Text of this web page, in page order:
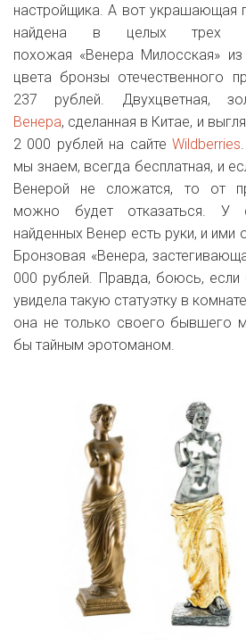
настройщика. А вот украшающая
найдена в целых трех
похожая «Венера Милосская»
цвета бронзы отечественного
237 рублей. Двухцветная,
Венера, сделанная в Китае, и
2 000 рублей на сайтеWildberries
мы знаем, всегда бесплатная, и
Венерой не сложатся, то от
можно будет отказаться. У
найденных Венер есть руки, и ими
Бронзовая «Венера,
000 рублей. Правда, боюсь,
увидела такую статуэтку в
она не только своего бывшего
бы тайным эротоманом.